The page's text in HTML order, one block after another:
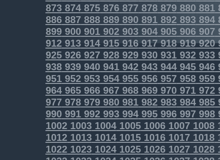
873874875876877 878879880881
886887888889890891892893894
899900901902903904905906907
912913914915916917918919920
925926927928929930931932933
938939940941942943944945946
951952953954955956957958959
964965966967968969970971972
977978979980981982983984985
990991992993994995996997998
1002100310041005100610071008
1012101310141015101610171018
1022102310241025102610271028